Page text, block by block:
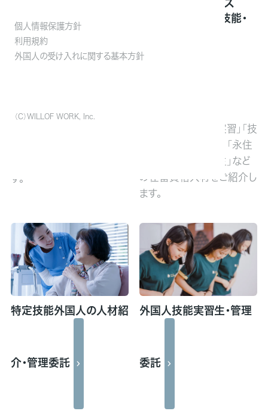
個人情報保護方針
利用規約
外国人の受け入れに関する基本方針
（C）WILLOF WORK, Inc.
ス「JapanWork」
介護業界における外国人の
す。
外国人人材サービス
（派遣・紹介・特定技能・
「特定技能」「技能実習」「技
術・人文知識・国際」「永住
者・定住者」「留学生」など
の在留資格人材をご紹介し
ます。
特定技能外国人の人材紹
介・管理委託
外国人技能実習生・管理
委託